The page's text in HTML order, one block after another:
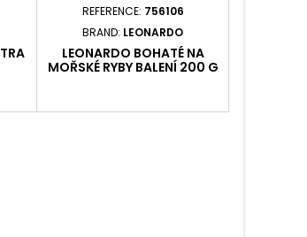
REFERENCE: 756106
BRAND: LEONARDO
LEONARDO BOHATÉ NA
MOŘSKÉ RYBY BALENÍ 200 G